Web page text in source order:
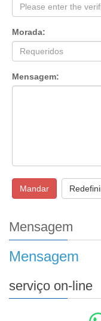
Morada:
Mensagem:
Mandar
Mensagem
Mensagem
serviço on-line